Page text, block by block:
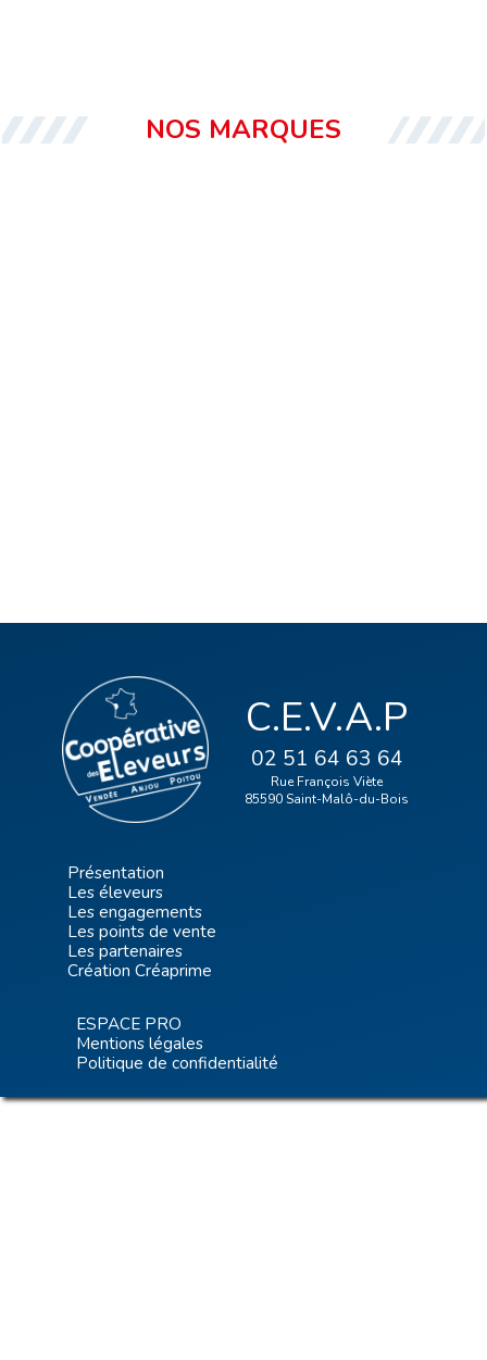
NOS MARQUES
C.E.V.A.P
02 51 64 63 64
Rue François Viète
85590 Saint-Malô-du-Bois
Présentation
Les éleveurs
Les engagements
Les points de vente
Les partenaires
Création Créaprime
ESPACE PRO
Mentions légales
Politique de confidentialité